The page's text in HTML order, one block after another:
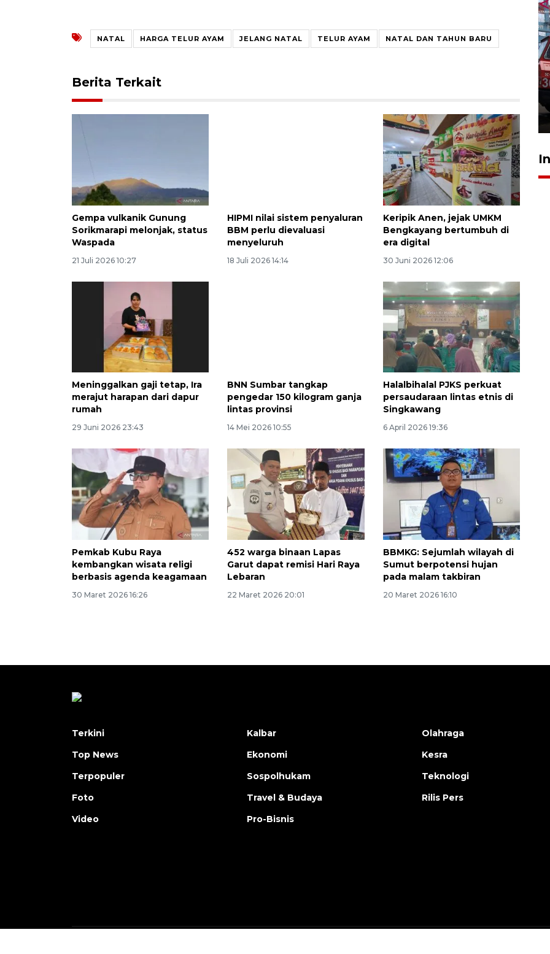
NATAL HARGA TELUR AYAM JELANG NATAL TELUR AYAM NATAL DAN TAHUN BARU
Berita Terkait
Gempa vulkanik Gunung
Sorikmarapi melonjak, status
Waspada
21 Juli 2026 10:27
HIPMI nilai sistem penyaluran
BBM perlu dievaluasi
menyeluruh
18 Juli 2026 14:14
Keripik Anen, jejak UMKM
Bengkayang bertumbuh di
era digital
30 Juni 2026 12:06
Meninggalkan gaji tetap, Ira
merajut harapan dari dapur
rumah
29 Juni 2026 23:43
BNN Sumbar tangkap
pengedar 150 kilogram ganja
lintas provinsi
14 Mei 2026 10:55
Halalbihalal PJKS perkuat
persaudaraan lintas etnis di
Singkawang
6 April 2026 19:36
Pemkab Kubu Raya
kembangkan wisata religi
berbasis agenda keagamaan
30 Maret 2026 16:26
452 warga binaan Lapas
Garut dapat remisi Hari Raya
Lebaran
22 Maret 2026 20:01
BBMKG: Sejumlah wilayah di
Sumut berpotensi hujan
pada malam takbiran
20 Maret 2026 16:10
23 Juli 2026 19:17
Ekspedisi Rupiah Berdaulat
2026 sambangi Papua
2026-08-06 13:15:00
Terkini
Top News
Terpopuler
Foto
Video
Kalbar
Ekonomi
Sospolhukam
Travel & Budaya
Pro-Bisnis
Olahraga
Kesra
Teknologi
Rilis Pers